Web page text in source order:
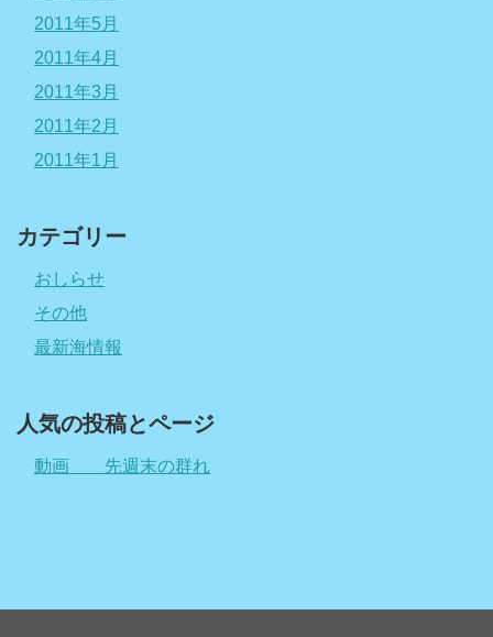
2011年5月
2011年4月
2011年3月
2011年2月
2011年1月
カテゴリー
おしらせ
その他
最新海情報
人気の投稿とページ
動画 先週末の群れ